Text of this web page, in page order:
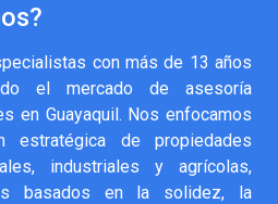
con más de 13 años
el mercado de asesoría
en Guayaquil. Nos enfocamos
estratégica de propiedades
industriales y agrícolas,
basados en la solidez, la